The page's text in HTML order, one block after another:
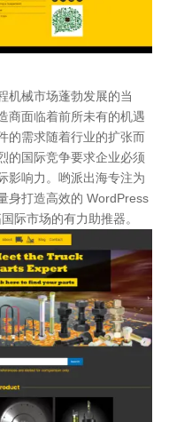
机械市场蓬勃发展的当
商面临着前所未有的机遇
的需求随着行业的扩张而
的国际竞争要求企业必须
影响力。哟派出海专注为
身打造高效的 WordPress
际市场的有力助推器。